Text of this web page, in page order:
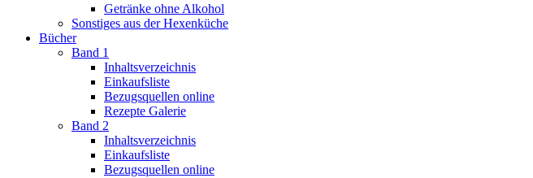
Getränke ohne Alkohol
Sonstiges aus der Hexenküche
Bücher
Band 1
Inhaltsverzeichnis
Einkaufsliste
Bezugsquellen online
Rezepte Galerie
Band 2
Inhaltsverzeichnis
Einkaufsliste
Bezugsquellen online